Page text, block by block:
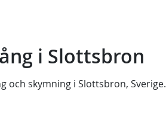
i Slottsbron
och skymning i Slottsbron, Sverige.